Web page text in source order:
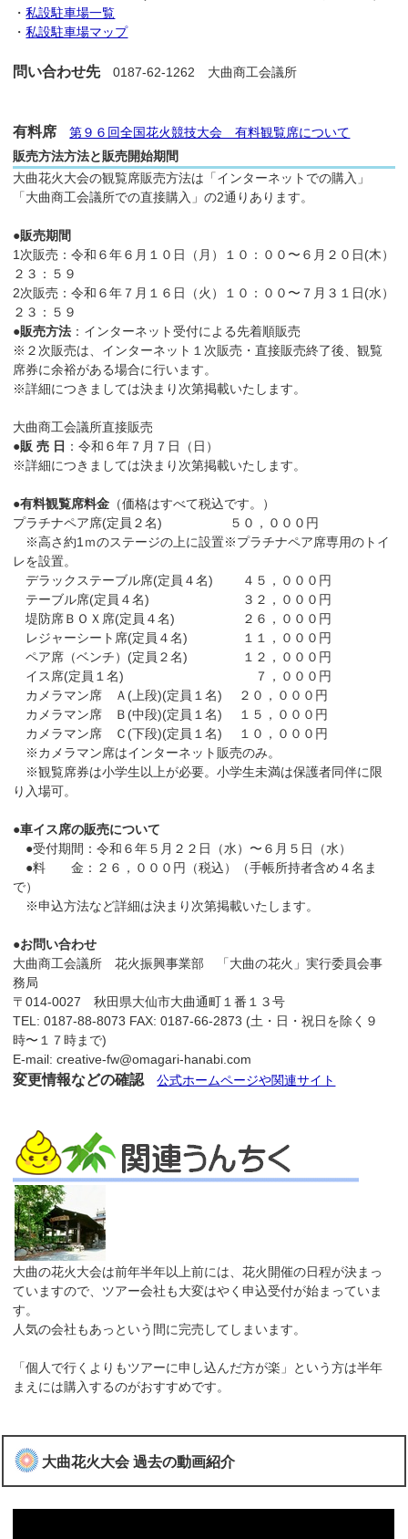
・私設駐車場一覧
・私設駐車場マップ
問い合わせ先0187-62-1262 大曲商工会議所
有料席
第９６回全国花火競技大会 有料観覧席について
販売方法方法と販売開始期間
大曲花火大会の観覧席販売方法は「インターネットでの購入」
「大曲商工会議所での直接購入」の2通りあります。
●販売期間
1次販売：令和６年６月１０日（月）１０：００〜６月２０日(木）
２３：５９
2次販売：令和６年７月１６日（火）１０：００〜７月３１日(水）
２３：５９
●販売方法 ：インターネット受付による先着順販売
※２次販売は、インターネット１次販売・直接販売終了後、観覧
席券に余裕がある場合に行います。
※詳細につきましては決まり次第掲載いたします。
大曲商工会議所直接販売
●販 売 日 ：令和６年７月７日（日）
※詳細につきましては決まり次第掲載いたします。
●有料観覧席料金 （価格はすべて税込です。）
プラチナペア席(定員２名) ５０，０００円
※高さ約1ｍのステージの上に設置※プラチナペア席専用のトイ
レを設置。
デラックステーブル席(定員４名) ４５，０００円
テーブル席(定員４名) ３２，０００円
堤防席ＢＯＸ席(定員４名) ２６，０００円
レジャーシート席(定員４名) １１，０００円
ペア席（ベンチ）(定員２名) １２，０００円
イス席(定員１名) ７，０００円
カメラマン席 Ａ(上段)(定員１名) ２０，０００円
カメラマン席 Ｂ(中段)(定員１名) １５，０００円
カメラマン席 Ｃ(下段)(定員１名) １０，０００円
※カメラマン席はインターネット販売のみ。
※観覧席券は小学生以上が必要。小学生未満は保護者同伴に限
り入場可。
●車イス席の販売について
●受付期間：令和６年５月２２日（水）〜６月５日（水）
●料 金：２６，０００円（税込）（手帳所持者含め４名ま
で）
※申込方法など詳細は決まり次第掲載いたします。
●お問い合わせ
大曲商工会議所 花火振興事業部 「大曲の花火」実行委員会事
務局
〒014-0027 秋田県大仙市大曲通町１番１３号
TEL: 0187-88-8073 FAX: 0187-66-2873 (土・日・祝日を除く９
時〜１７時まで)
E-mail: creative-fw@omagari-hanabi.com
変更情報などの確認 公式ホームページや関連サイト
大曲の花火大会は前年半年以上前には、花火開催の日程が決まっ
ていますので、ツアー会社も大変はやく申込受付が始まっていま
す。
人気の会社もあっという間に完売してしまいます。
「個人で行くよりもツアーに申し込んだ方が楽」という方は半年
まえには購入するのがおすすめです。
大曲花火大会 過去の動画紹介